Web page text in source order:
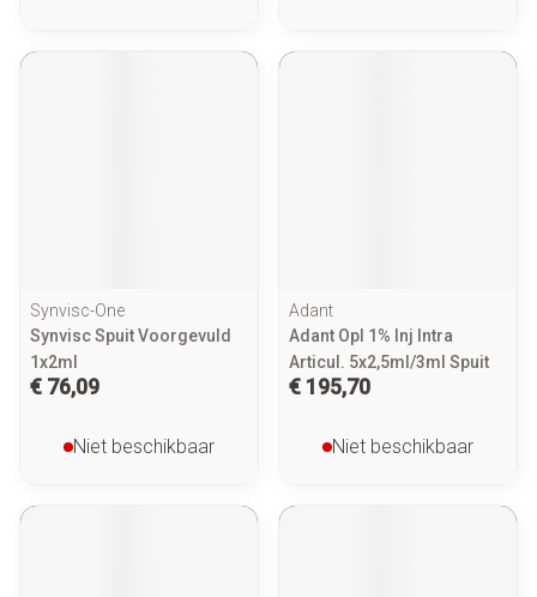
Synvisc-One
Synvisc Spuit Voorgevuld
1x2ml
€ 76,09
Niet beschikbaar
Adant
Adant Opl 1% Inj Intra
Articul. 5x2,5ml/3ml Spuit
€ 195,70
Niet beschikbaar